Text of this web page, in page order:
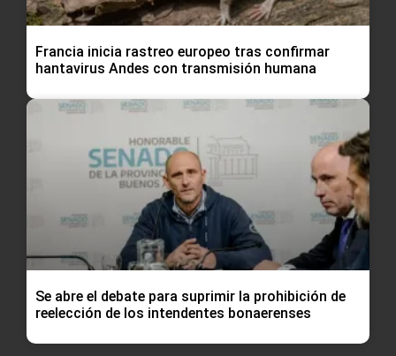
Francia inicia rastreo europeo tras confirmar
hantavirus Andes con transmisión humana
Se abre el debate para suprimir la prohibición de
reelección de los intendentes bonaerenses